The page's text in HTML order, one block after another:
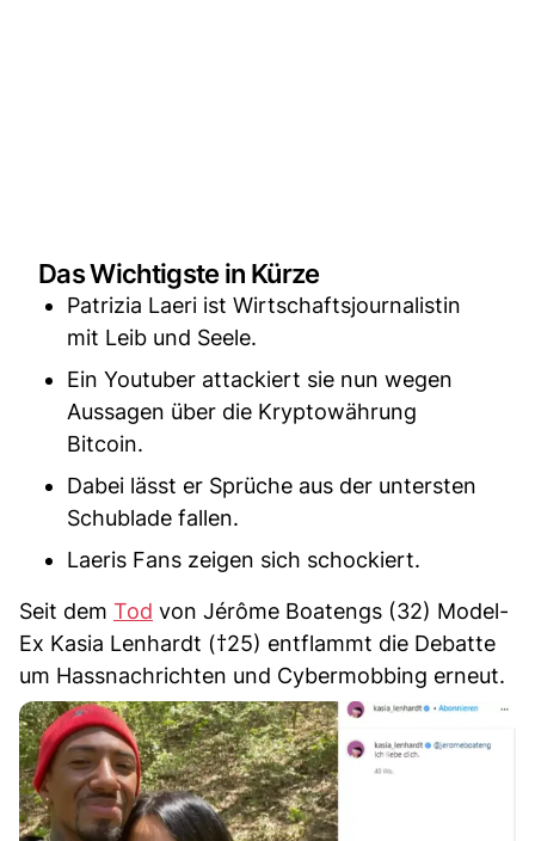
Das Wichtigste in Kürze
Patrizia Laeri ist Wirtschaftsjournalistin
mit Leib und Seele.
Ein Youtuber attackiert sie nun wegen
Aussagen über die Kryptowährung
Bitcoin.
Dabei lässt er Sprüche aus der untersten
Schublade fallen.
Laeris Fans zeigen sich schockiert.
Seit dem Tod von Jérôme Boatengs (32) Model-
Ex Kasia Lenhardt (†25) entflammt die Debatte
um Hassnachrichten und Cybermobbing erneut.